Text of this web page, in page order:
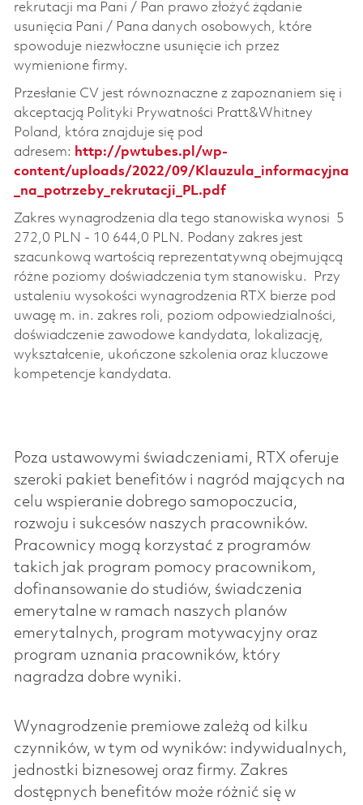
rekrutacji ma Pani / Pan prawo złożyć żądanie
usunięcia Pani / Pana danych osobowych, które
spowoduje niezwłoczne usunięcie ich przez
wymienione firmy.
Przesłanie CV jest równoznaczne z zapoznaniem się i
akceptacją Polityki Prywatności Pratt&Whitney
Poland, która znajduje się pod
adresem: http://pwtubes.pl/wp-
content/uploads/2022/09/Klauzula_informacyjna
_na_potrzeby_rekrutacji_PL.pdf
Zakres wynagrodzenia dla tego stanowiska wynosi 5
272,0 PLN - 10 644,0 PLN. Podany zakres jest
szacunkową wartością reprezentatywną obejmującą
różne poziomy doświadczenia tym stanowisku. Przy
ustaleniu wysokości wynagrodzenia RTX bierze pod
uwagę m. in. zakres roli, poziom odpowiedzialności,
doświadczenie zawodowe kandydata, lokalizację,
wykształcenie, ukończone szkolenia oraz kluczowe
kompetencje kandydata.
Poza ustawowymi świadczeniami, RTX oferuje
szeroki pakiet benefitów i nagród mających na
celu wspieranie dobrego samopoczucia,
rozwoju i sukcesów naszych pracowników.
Pracownicy mogą korzystać z programów
takich jak program pomocy pracownikom,
dofinansowanie do studiów, świadczenia
emerytalne w ramach naszych planów
emerytalnych, program motywacyjny oraz
program uznania pracowników, który
nagradza dobre wyniki.
Wynagrodzenie premiowe zależą od kilku
czynników, w tym od wyników: indywidualnych,
jednostki biznesowej oraz firmy. Zakres
dostępnych benefitów może różnić się w